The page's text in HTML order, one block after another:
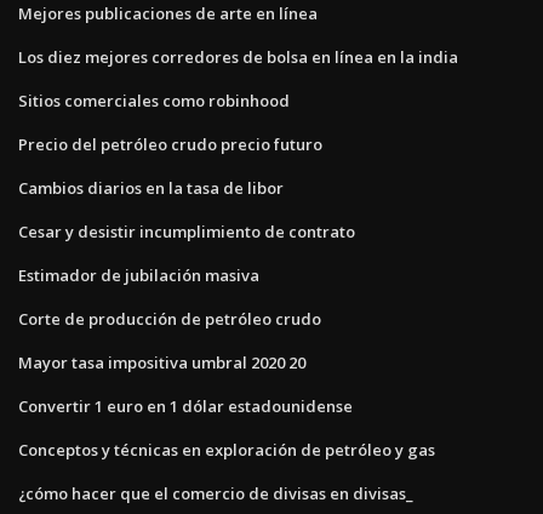
Mejores publicaciones de arte en línea
Los diez mejores corredores de bolsa en línea en la india
Sitios comerciales como robinhood
Precio del petróleo crudo precio futuro
Cambios diarios en la tasa de libor
Cesar y desistir incumplimiento de contrato
Estimador de jubilación masiva
Corte de producción de petróleo crudo
Mayor tasa impositiva umbral 2020 20
Convertir 1 euro en 1 dólar estadounidense
Conceptos y técnicas en exploración de petróleo y gas
¿cómo hacer que el comercio de divisas en divisas_